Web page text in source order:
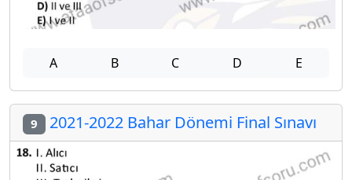
A B C D E
9 2021-2022 Bahar Dönemi Final Sınavı